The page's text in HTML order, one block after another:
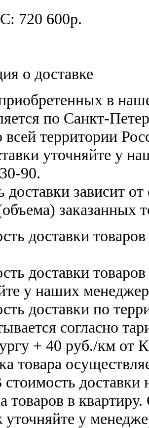
720 600р.
о доставке
в
по Санкт-
всей территории
уточняйте у
90.
доставки зависит
заказанных
доставки
доставки
у наших
доставки по
согласно
+ 40 руб./км от
товара
доставки
товаров в
уточняйте у